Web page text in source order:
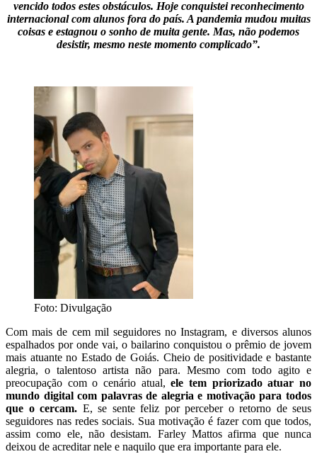
vencido todos estes obstáculos. Hoje conquistei reconhecimento
internacional com alunos fora do país. A pandemia mudou muitas
coisas e estagnou o sonho de muita gente. Mas, não podemos
desistir, mesmo neste momento complicado”.
Foto: Divulgação
Com mais de cem mil seguidores no Instagram, e diversos alunos
espalhados por onde vai, o bailarino conquistou o prêmio de jovem
mais atuante no Estado de Goiás. Cheio de positividade e bastante
alegria, o talentoso artista não para. Mesmo com todo agito e
preocupação com o cenário atual,ele tem priorizado atuar no
mundo digital com palavras de alegria e motivação para todos
que o cercam. E, se sente feliz por perceber o retorno de seus
seguidores nas redes sociais. Sua motivação é fazer com que todos,
assim como ele, não desistam. Farley Mattos afirma que nunca
deixou de acreditar nele e naquilo que era importante para ele.